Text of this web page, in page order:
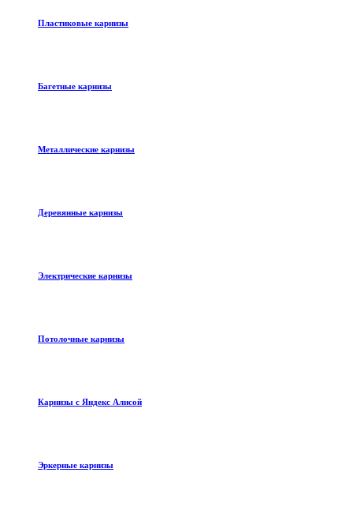
Пластиковые карнизы
Багетные карнизы
Металлические карнизы
Деревянные карнизы
Электрические карнизы
Потолочные карнизы
Карнизы с Яндекс Алисой
Эркерные карнизы